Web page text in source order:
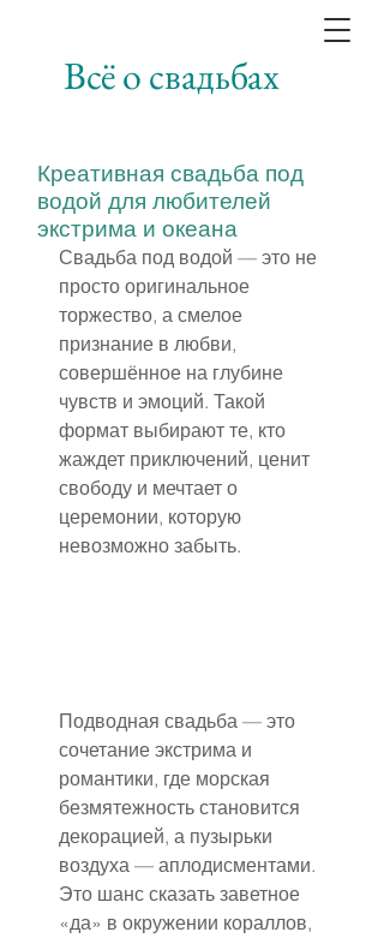
Всё о свадьбах
Креативная свадьба под
водой для любителей
экстрима и океана
Свадьба под водой — это не
просто оригинальное
торжество, а смелое
признание в любви,
совершённое на глубине
чувств и эмоций. Такой
формат выбирают те, кто
жаждет приключений, ценит
свободу и мечтает о
церемонии, которую
невозможно забыть.
Подводная свадьба — это
сочетание экстрима и
романтики, где морская
безмятежность становится
декорацией, а пузырьки
воздуха — аплодисментами.
Это шанс сказать заветное
«да» в окружении кораллов,